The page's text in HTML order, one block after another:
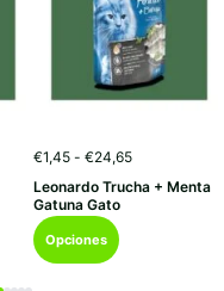
€1,45 - €24,65Rango
precios:
Leonardo Trucha + Menta
Gatuna Gato
Opciones
Este
producto